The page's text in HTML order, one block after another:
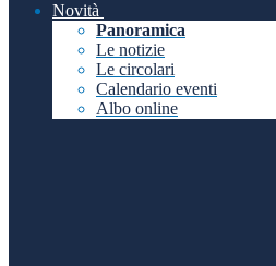
Novità
Panoramica
Le notizie
Le circolari
Calendario eventi
Albo online